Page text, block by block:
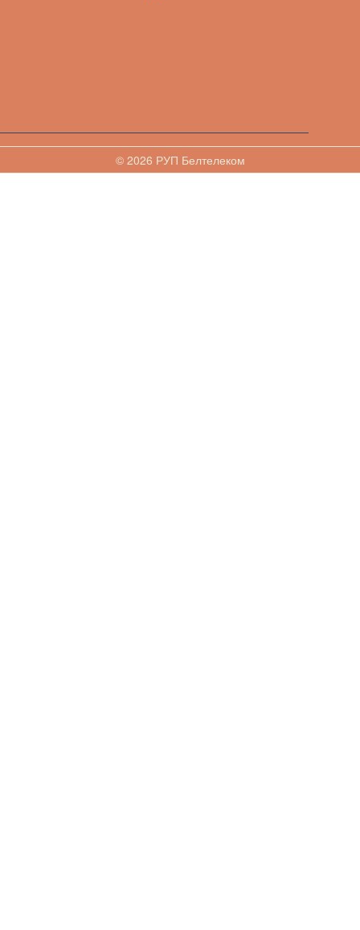
© 2026 РУП Белтелеком